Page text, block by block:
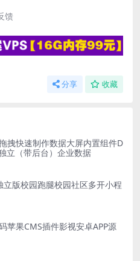
馈
分享 收藏
拽快速制作数据大屏内置组件D
立（带后台）企业数据
版校园跑腿校园社区多开小程
苹果CMS插件影视安卓APP源